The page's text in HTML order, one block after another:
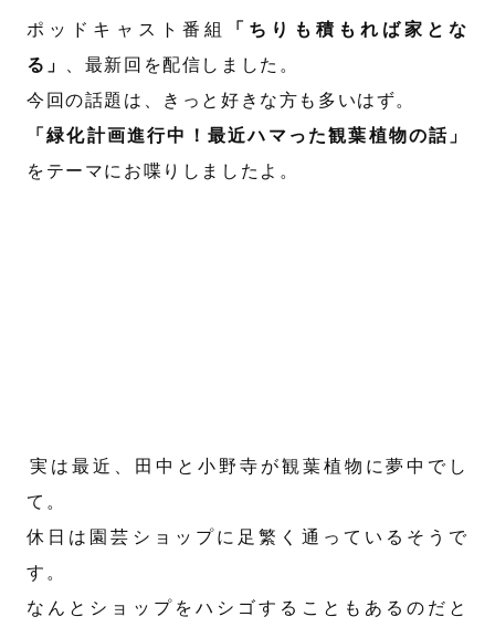
ポッドキャスト番組
「ちりも積もれば家とな
る」
、最新回を配信しました。
今回の話題は、きっと好きな方も多いはず。
「緑化計画進行中！最近ハマった観葉植物の話」
をテーマにお喋りしましたよ。
⁡実は最近、田中と小野寺が観葉植物に夢中でし
て。
休日は園芸ショップに足繁く通っているそうで
す。
なんとショップをハシゴすることもあるのだと